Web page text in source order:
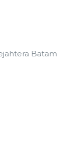
Batam